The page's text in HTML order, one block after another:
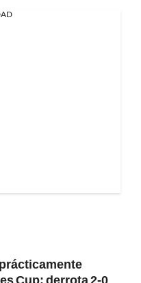
Cup: derrota 2-0